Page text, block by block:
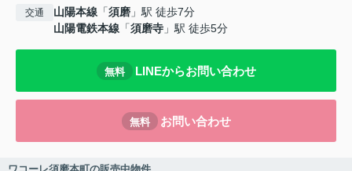
交通 山陽本線 「須磨 」駅 徒歩7分
山陽電鉄本線 「須磨寺 」駅 徒歩5分
無料 LINEからお問い合わせ
無料 お問い合わせ